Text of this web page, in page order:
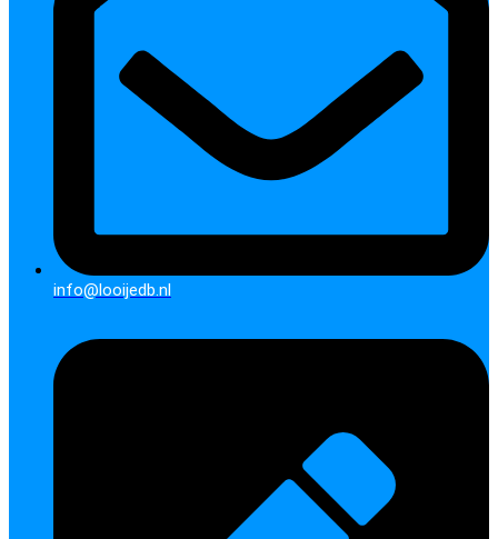
info@looijedb.nl